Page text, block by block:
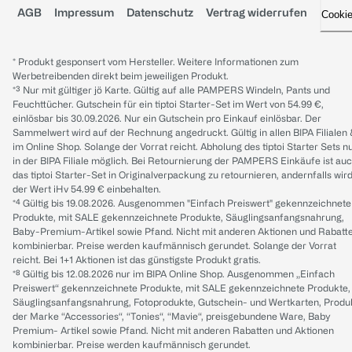
AGB Impressum Datenschutz Vertrag widerrufen
* Produkt gesponsert vom Hersteller. Weitere Informationen zum
Werbetreibenden direkt beim jeweiligen Produkt.
*³ Nur mit gültiger jö Karte. Gültig auf alle PAMPERS Windeln, Pants und
Feuchttücher. Gutschein für ein tiptoi Starter-Set im Wert von 54.99 €,
einlösbar bis 30.09.2026. Nur ein Gutschein pro Einkauf einlösbar. Der
Sammelwert wird auf der Rechnung angedruckt. Gültig in allen BIPA Filialen
im Online Shop. Solange der Vorrat reicht. Abholung des tiptoi Starter Sets
in der BIPA Filiale möglich. Bei Retournierung der PAMPERS Einkäufe ist
das tiptoi Starter-Set in Originalverpackung zu retournieren, andernfalls wird
der Wert iHv 54.99 € einbehalten.
*⁴ Gültig bis 19.08.2026. Ausgenommen "Einfach Preiswert" gekennzeichnete
Produkte, mit SALE gekennzeichnete Produkte, Säuglingsanfangsnahrung,
Baby-Premium-Artikel sowie Pfand. Nicht mit anderen Aktionen und
kombinierbar. Preise werden kaufmännisch gerundet. Solange der Vorrat
reicht. Bei 1+1 Aktionen ist das günstigste Produkt gratis.
*⁸ Gültig bis 12.08.2026 nur im BIPA Online Shop. Ausgenommen „Einfach
Preiswert“ gekennzeichnete Produkte, mit SALE gekennzeichnete Produkte,
Säuglingsanfangsnahrung, Fotoprodukte, Gutschein- und Wertkarten,
der Marke “Accessories“, “Tonies“, “Mavie“, preisgebundene Ware, Baby
Premium- Artikel sowie Pfand. Nicht mit anderen Rabatten und Aktionen
kombinierbar. Preise werden kaufmännisch gerundet.